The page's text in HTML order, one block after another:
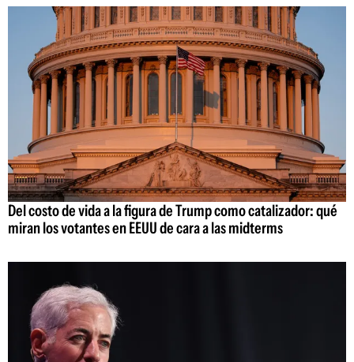
Del costo de vida a la figura de Trump como catalizador: qué
miran los votantes en EEUU de cara a las midterms